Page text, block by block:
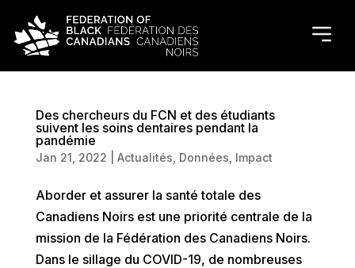
Des chercheurs du FCN et des étudiants
suivent les soins dentaires pendant la
pandémie
Jan 21, 2022 Actualités Données Impact
Aborder et assurer la santé totale des
Canadiens Noirs est une priorité centrale de la
mission de la Fédération des Canadiens Noirs.
Dans le sillage du COVID-19, de nombreuses